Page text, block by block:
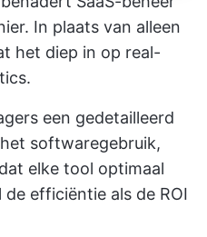
In plaats van alleen
het diep in op real-
een gedetailleerd
softwaregebruik,
elke tool optimaal
efficiëntie als de ROI